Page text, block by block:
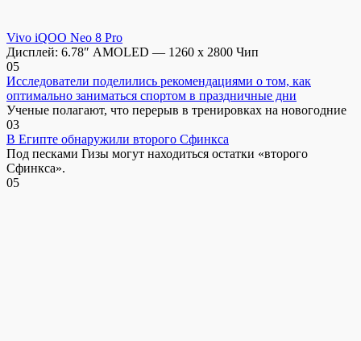
Vivo iQOO Neo 8 Pro
Дисплей: 6.78″ AMOLED — 1260 x 2800 Чип
05
Исследователи поделились рекомендациями о том, как
оптимально заниматься спортом в праздничные дни
Ученые полагают, что перерыв в тренировках на новогодние
03
В Египте обнаружили второго Сфинкса
Под песками Гизы могут находиться остатки «второго
Сфинкса».
05